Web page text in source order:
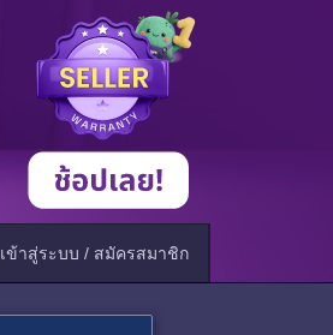
เข้าสู่ระบบ / สมัครสมาชิก